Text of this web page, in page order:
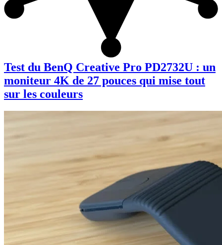
Test du BenQ Creative Pro PD2732U : un
moniteur 4K de 27 pouces qui mise tout
sur les couleurs